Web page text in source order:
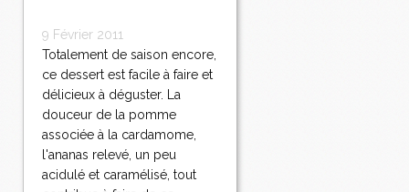
9 Février 2011
Totalement de saison encore,
ce dessert est facile à faire et
délicieux à déguster. La
douceur de la pomme
associée à la cardamome,
l'ananas relevé, un peu
acidulé et caramélisé, tout